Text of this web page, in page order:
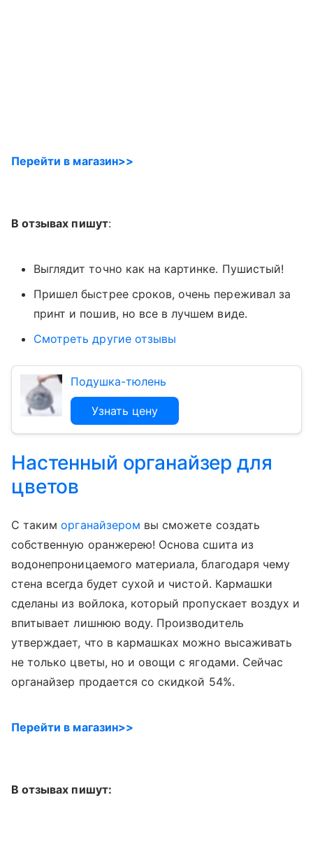
Перейти в магазин>>
В отзывах пишут:
Выглядит точно как на картинке. Пушистый!
Пришел быстрее сроков, очень переживал за
принт и пошив, но все в лучшем виде.
Смотреть другие отзывы
Подушка-тюлень
Узнать цену
Настенный органайзер для
цветов
С такиморганайзером вы сможете создать
собственную оранжерею! Основа сшита из
водонепроницаемого материала, благодаря чему
стена всегда будет сухой и чистой. Кармашки
сделаны из войлока, который пропускает воздух и
впитывает лишнюю воду. Производитель
утверждает, что в кармашках можно высаживать
не только цветы, но и овощи с ягодами. Сейчас
органайзер продается со скидкой 54%.
Перейти в магазин>>
В отзывах пишут: